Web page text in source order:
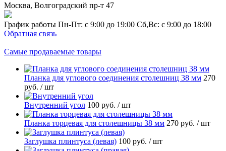
Москва, Волгоградский пр-т 47
График работы Пн-Пт: с 9:00 до 19:00 Сб,Вс: с 9:00 до 18:00
Обратная связь
Самые продаваемые товары
Планка для углового соединения столешниц 38 мм 270
руб. / шт
Внутренний угол 100 руб. / шт
Планка торцевая для столешницы 38 мм 270 руб. / шт
Заглушка плинтуса (левая) 100 руб. / шт